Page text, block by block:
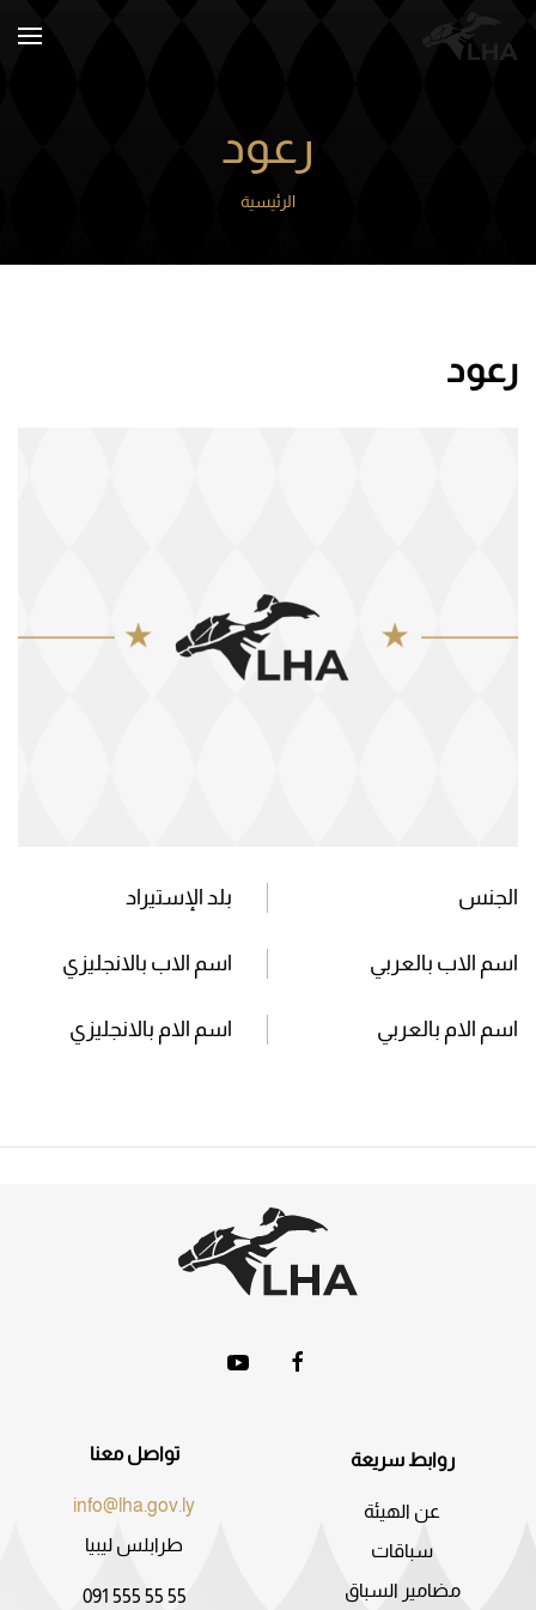
رعود
الرئيسية
رعود
الجنس بلد الإستيراد
اسم الاب بالعربي اسم الاب بالانجليزي
اسم الام بالعربي اسم الام بالانجليزي
روابط سريعة
عن الهيئة
سباقات
مضامير السباق
تواصل معنا
info@lha.gov.ly
طرابلس ليبيا
091 555 55 55